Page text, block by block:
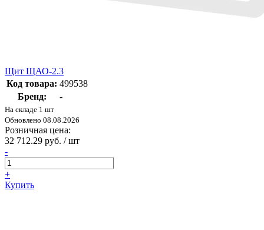
Щит ЩАО-2.3
Код товара: 499538
Бренд:
-
На складе 1 шт
Обновлено 08.08.2026
Розничная цена:
32 712.29 руб. / шт
-
+
Купить